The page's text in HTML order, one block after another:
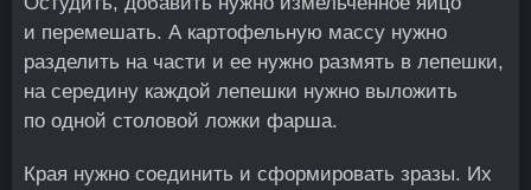
и перемешать. А картофельную массу нужно
разделить на части и ее нужно размять в лепешки,
на середину каждой лепешки нужно выложить
по одной столовой ложки фарша.
Края нужно соединить и сформировать зразы. Их